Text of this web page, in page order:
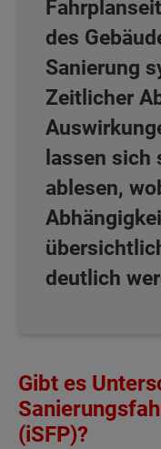
des
Sanierung
Zeitlicher
lassen sich
ablesen,
deutlich
Gibt es
(iSFP)?